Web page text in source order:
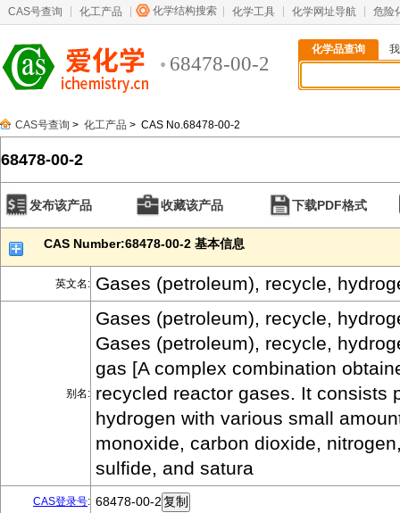
CAS号查询 化工产品 化学结构搜索 化学工具 化学网址导航 危险
68478-00-2
化学品查询
CAS号查询 > 化工产品 > CAS No.68478-00-2
68478-00-2
发布该产品 收藏该产品 下载PDF格式
CAS Number:68478-00-2 基本信息
英文名: Gases (petroleum), recycle,
别名:
Gases (petroleum), recycle,
Gases (petroleum), recycle,
gas [A complex combination
recycled reactor gases. It consists
hydrogen with various small
monoxide, carbon dioxide,
sulfide, and satura
CAS登录号: 68478-00-2